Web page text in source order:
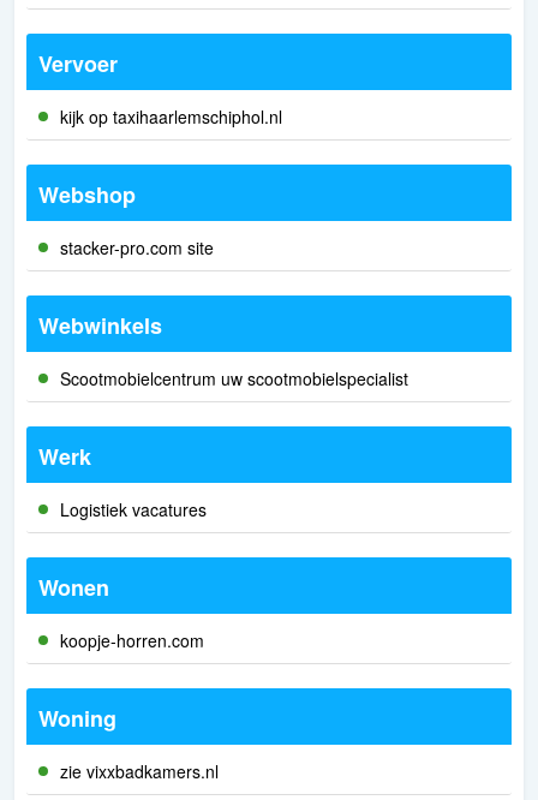
Vervoer
kijk op taxihaarlemschiphol.nl
Webshop
stacker-pro.com site
Webwinkels
Scootmobielcentrum uw scootmobielspecialist
Werk
Logistiek vacatures
Wonen
koopje-horren.com
Woning
zie vixxbadkamers.nl